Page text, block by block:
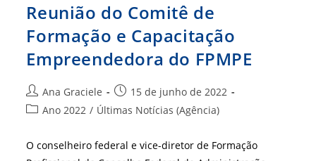
Reunião do Comitê de
Formação e Capacitação
Empreendedora do FPMPE
Autor
do
Ana Graciele
Post
publicado:
15 de junho de 2022
Categoria
post:
Ano 2022 / Últimas Notícias (Agência)
O conselheiro federal e vice-diretor de Formação